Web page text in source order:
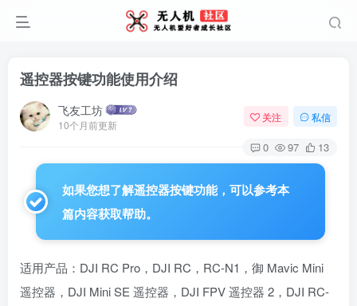
遥控器按键功能使用介绍
飞友工坊
10个月前更新
关注 私信
0 97 13
如果您想了解遥控器按键功能，可以参考本
篇内容获取帮助。
适用产品：DJI RC Pro，DJI RC，RC-N1，御 Mavic Mini
遥控器，DJI Mini SE 遥控器，DJI FPV 遥控器 2，DJI RC-